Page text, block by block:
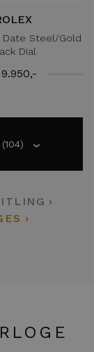
Date Steel/Gold
Dial
(104) ›